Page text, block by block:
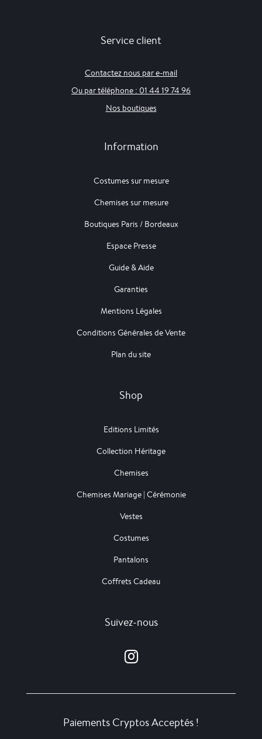
Service client
Contactez nous par e-mail
Ou par téléphone : 01 44 19 74 96
Nos boutiques
Information
Costumes sur mesure
Chemises sur mesure
Boutiques Paris / Bordeaux
Espace Presse
Guide & Aide
Garanties
Mentions Légales
Conditions Générales de Vente
Plan du site
Shop
Editions Limités
Collection Héritage
Chemises
Chemises Mariage | Cérémonie
Vestes
Costumes
Pantalons
Coffrets Cadeau
Suivez-nous
Paiements Cryptos Acceptés !